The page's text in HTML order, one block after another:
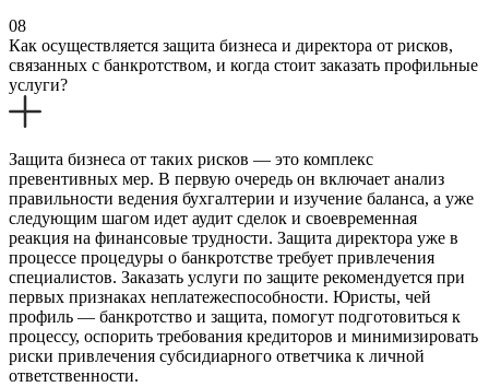
08
Как осуществляется защита бизнеса и директора от рисков,
связанных с банкротством, и когда стоит заказать профильные
услуги?
Защита бизнеса от таких рисков — это комплекс
превентивных мер. В первую очередь он включает анализ
правильности ведения бухгалтерии и изучение баланса, а уже
следующим шагом идет аудит сделок и своевременная
реакция на финансовые трудности. Защита директора уже в
процессе процедуры о банкротстве требует привлечения
специалистов. Заказать услуги по защите рекомендуется при
первых признаках неплатежеспособности. Юристы, чей
профиль — банкротство и защита, помогут подготовиться к
процессу, оспорить требования кредиторов и минимизировать
риски привлечения субсидиарного ответчика к личной
ответственности.